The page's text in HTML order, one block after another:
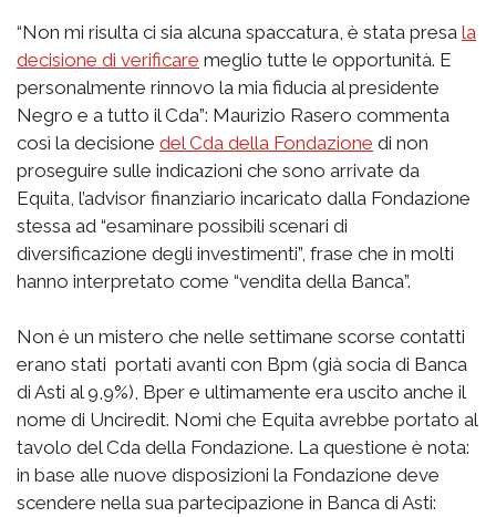
“Non mi risulta ci sia alcuna spaccatura, è stata presa la
decisione di verificare meglio tutte le opportunità. E
personalmente rinnovo la mia fiducia al presidente
Negro e a tutto il Cda”: Maurizio Rasero commenta
così la decisione del Cda della Fondazione di non
proseguire sulle indicazioni che sono arrivate da
Equita, l’advisor finanziario incaricato dalla Fondazione
stessa ad “esaminare possibili scenari di
diversificazione degli investimenti”, frase che in molti
hanno interpretato come “vendita della Banca”.
Non è un mistero che nelle settimane scorse contatti
erano stati portati avanti con Bpm (già socia di Banca
di Asti al 9,9%), Bper e ultimamente era uscito anche il
nome di Unciredit. Nomi che Equita avrebbe portato al
tavolo del Cda della Fondazione. La questione è nota:
in base alle nuove disposizioni la Fondazione deve
scendere nella sua partecipazione in Banca di Asti: